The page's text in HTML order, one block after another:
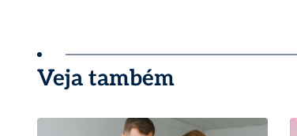
Veja também